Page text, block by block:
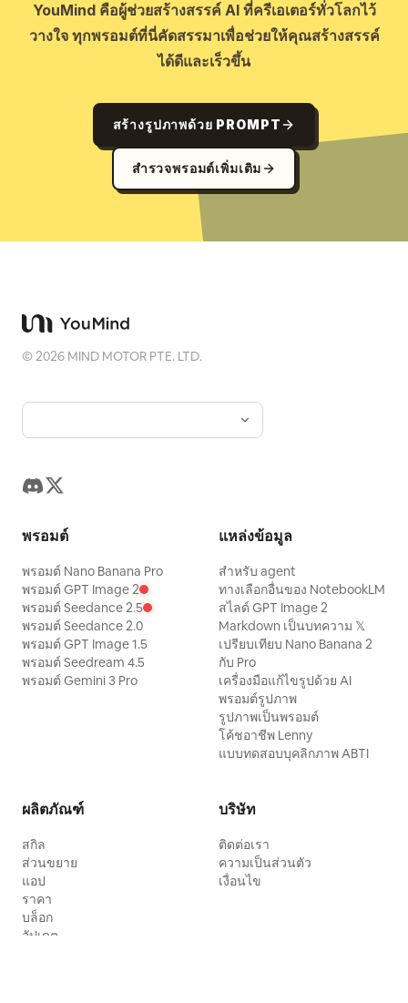
YouMind คือผู้ช่วยสร้างสรรค์ AI ที่ครีเอเตอร์ทั่วโลกไว้
วางใจ ทุกพรอมต์ที่นี่คัดสรรมาเพื่อช่วยให้คุณสร้างสรรค์
ได้ดีและเร็วขึ้น
สร้างรูปภาพด้วย PROMPT
สำรวจพรอมต์เพิ่มเติม
©2026 MIND MOTOR PTE. LTD.
พรอมต์
พรอมต์ Nano Banana Pro
พรอมต์ GPT Image 2
พรอมต์ Seedance 2.5
พรอมต์ Seedance 2.0
พรอมต์ GPT Image 1.5
พรอมต์ Seedream 4.5
พรอมต์ Gemini 3 Pro
แหล่งข้อมูล
สำหรับ agent
ทางเลือกอื่นของ NotebookLM
สไลด์ GPT Image 2
Markdown เป็นบทความ 𝕏
เปรียบเทียบ Nano Banana 2
กับ Pro
เครื่องมือแก้ไขรูปด้วย AI
พรอมต์รูปภาพ
รูปภาพเป็นพรอมต์
โค้ชอาชีพ Lenny
แบบทดสอบบุคลิกภาพ ABTI
ผลิตภัณฑ์
สกิล
ส่วนขยาย
แอป
ราคา
บล็อก
อัปเดต
บริษัท
ติดต่อเรา
ความเป็นส่วนตัว
เงื่อนไข